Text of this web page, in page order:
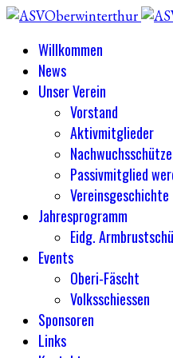
Willkommen
News
Unser Verein
Vorstand
Aktivmitglieder
Passivmitglied
Vereinsgeschichte
Jahresprogramm
Eidg.
Events
Oberi-Fäscht
Volksschiessen
Sponsoren
Links